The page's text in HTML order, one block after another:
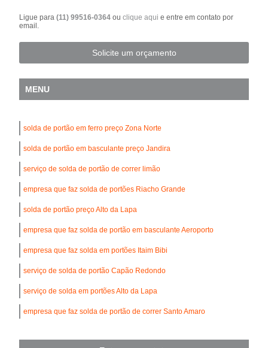
Ligue para(11) 99516-0364ouclique aqui e entre em contato por
email.
Solicite um orçamento
MENU
solda de portão em ferro preço Zona Norte
solda de portão em basculante preço Jandira
serviço de solda de portão de correr limão
empresa que faz solda de portões Riacho Grande
solda de portão preço Alto da Lapa
empresa que faz solda de portão em basculante Aeroporto
empresa que faz solda em portões Itaim Bibi
serviço de solda de portão Capão Redondo
serviço de solda em portões Alto da Lapa
empresa que faz solda de portão de correr Santo Amaro